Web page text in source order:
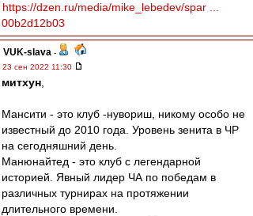
https://dzen.ru/media/mike_lebedev/spar ...
00b2d12b03
VUK-slava -
23 сен 2022 11:30
митхун
Мансити - это клуб -нувориш, никому особо не
известный до 2010 года. Уровень зенита в ЧР
на сегодняшний день.
Манюнайтед - это клуб с легендарной
историей. Явный лидер ЧА по победам в
различных турнирах на протяжении
длительного времени.